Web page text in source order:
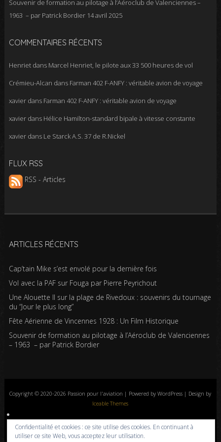
Souvenir de formation au pilotage à l’Aéroclub de Valenciennes –
1963 – par Patrick Bordier 14 avril 2025
COMMENTAIRES RÉCENTS
Henrietdans Marcel Henriet, le pilote aux 33 500 heures de vol
Crémieu-Alcan dans Farman 402 F-ANFY : véritable avion de voyage
xavierdans Farman 402 F-ANFY : véritable avion de voyage
xavierdans Hélice Hamilton-standard bipale à vitesse constante
xavierdans Le Starck A.S. 37 de R.Nickel
FLUX RSS
RSS - Articles
ARTICLES RÉCENTS
Cap’tain Mike s’est envolé pour la dernière fois
Vol avec la PAF sur Fouga par Pierre Peyrichout
Une Alouette II sur la plage de Rivedoux : souvenirs du tournage
du “Jour le plus long”
Fête Aérienne de Vincennes 1928 : Un Film Historique
Souvenir de formation au pilotage à l’Aéroclub de Valenciennes
– 1963 – par Patrick Bordier
Copyright © 2020-2026 Passion pour l'aviation | Powered by WordPress | Design by
Iceable Themes
Accueil Blog Albums photos Histoires de l’aviation
Contrôle aérien
Livres
Liens Contact Politique de confidentialité
Confidentialité et cookies : ce site utilise des cookies. En continuant à
utiliser ce site Web, vous acceptez leur utilisation.